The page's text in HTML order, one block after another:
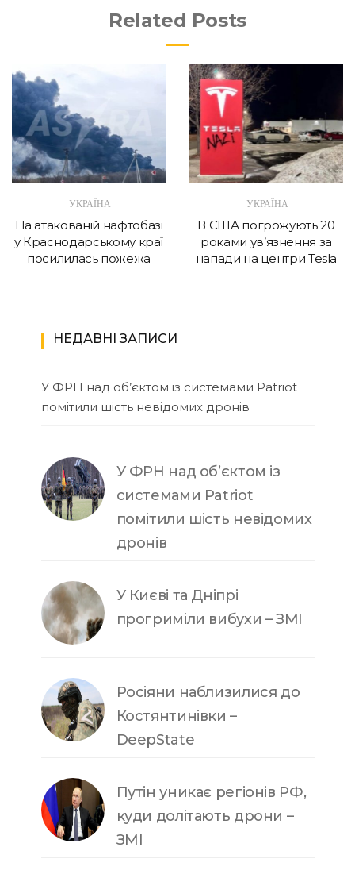
Related Posts
УКРАЇНА
На атакованій нафтобазі
у Краснодарському краї
посилилась пожежа
УКРАЇНА
В США погрожують 20
роками ув’язнення за
напади на центри Tesla
НЕДАВНІ ЗАПИСИ
У ФРН над об’єктом із системами Patriot
помітили шість невідомих дронів
У ФРН над об’єктом із
системами Patriot
помітили шість невідомих
дронів
У Києві та Дніпрі
прогриміли вибухи – ЗМІ
Росіяни наблизилися до
Костянтинівки –
DeepState
Путін уникає регіонів РФ,
куди долітають дрони –
ЗМІ